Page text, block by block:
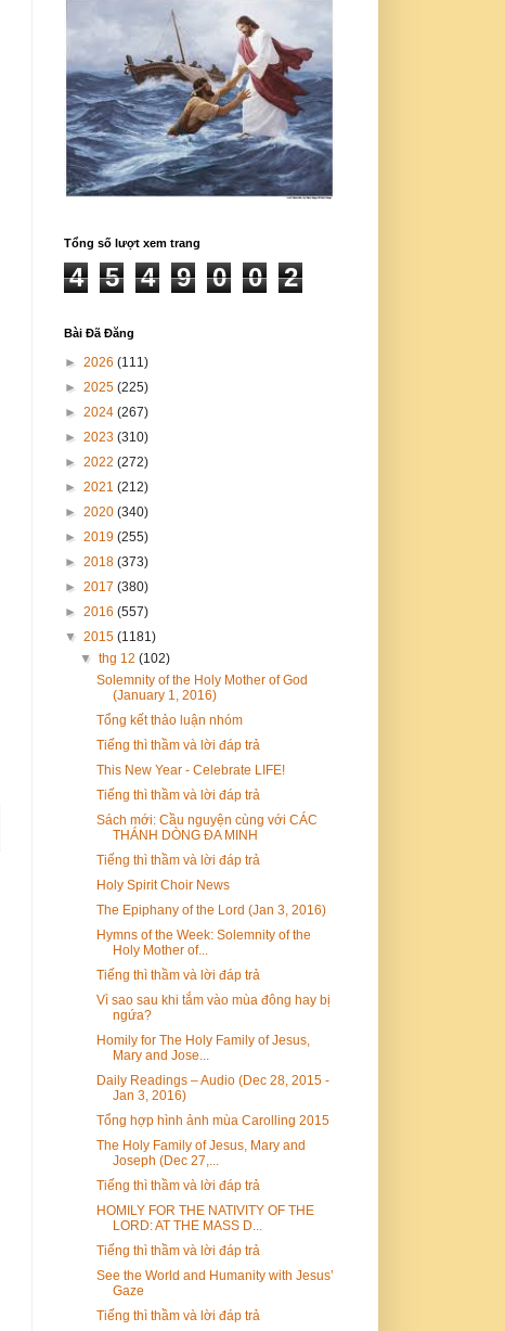
Tổng số lượt xem trang
4 5 4 9 0 0 2
Bài Đã Đăng
► 2026 (111)
► 2025 (225)
► 2024 (267)
► 2023 (310)
► 2022 (272)
► 2021 (212)
► 2020 (340)
► 2019 (255)
► 2018 (373)
► 2017 (380)
► 2016 (557)
▼ 2015 (1181)
▼thg 12(102)
Solemnity of the Holy Mother of God
(January 1, 2016)
Tổng kết thảo luận nhóm
Tiếng thì thầm và lời đáp trả
This New Year - Celebrate LIFE!
Tiếng thì thầm và lời đáp trả
Sách mới: Cầu nguyện cùng với CÁC
THÁNH DÒNG ĐA MINH
Tiếng thì thầm và lời đáp trả
Holy Spirit Choir News
The Epiphany of the Lord (Jan 3, 2016)
Hymns of the Week: Solemnity of the
Holy Mother of...
Tiếng thì thầm và lời đáp trả
Vì sao sau khi tắm vào mùa đông hay bị
ngứa?
Homily for The Holy Family of Jesus,
Mary and Jose...
Daily Readings – Audio (Dec 28, 2015 -
Jan 3, 2016)
Tổng hợp hình ảnh mùa Carolling 2015
The Holy Family of Jesus, Mary and
Joseph (Dec 27,...
Tiếng thì thầm và lời đáp trả
HOMILY FOR THE NATIVITY OF THE
LORD: AT THE MASS D...
Tiếng thì thầm và lời đáp trả
See the World and Humanity with Jesus’
Gaze
Tiếng thì thầm và lời đáp trả